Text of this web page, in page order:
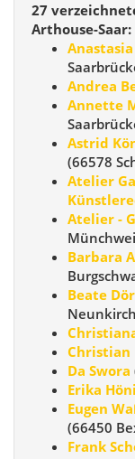
27
Arthouse-Saar:
Andrea
Annette
Astrid
(66578
Atelier
Atelier -
Barbara
Beate
Christian
Da Swora
Erika
Eugen
(66450
Frank